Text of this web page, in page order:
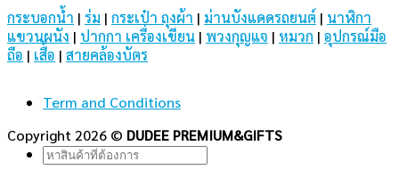
วิธีการสั่งสินค้า
บทความ
ร่วมงานกันเรา
สำหรับบุคคลทั่วไป
ติดต่อเรา
ติดต่อเรา